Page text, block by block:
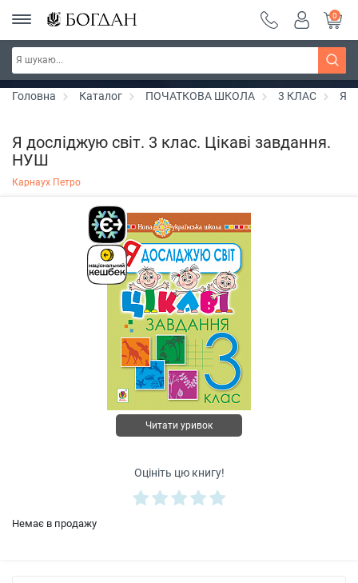
РОЗПРОДАЖ ~ 150 грн ~ 200 грн ~ 250 грн ~
300 грн ~ РОЗПРОДАЖ
Дізнатись більше
0
Головна Каталог ПОЧАТКОВА ШКОЛА 3 КЛАС Я
Я досліджую світ. 3 клас. Цікаві завдання.
НУШ
Карнаух Петро
Читати уривок
Оцініть цю книгу!
Немає в продажу